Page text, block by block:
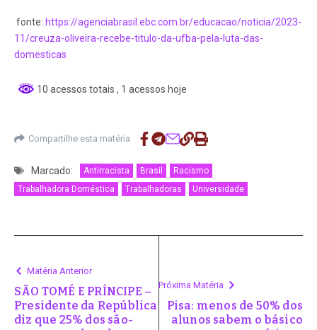
fonte: https://agenciabrasil.ebc.com.br/educacao/noticia/2023-
11/creuza-oliveira-recebe-titulo-da-ufba-pela-luta-das-
domesticas
10 acessos totais , 1 acessos hoje
Compartilhe esta matéria
Marcado: Antirracista Brasil
Racismo
Trabalhadora Doméstica
Trabalhadoras Universidade
Matéria Anterior
SÃO TOMÉ E PRÍNCIPE –
Presidente da República
diz que 25% dos são-
Próxima Matéria
Pisa: menos de 50% dos
alunos sabem o básico